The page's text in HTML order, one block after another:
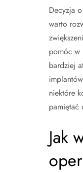
Decyzja
warto
pomóc w
bardziej
niektóre
pamiętać
Jak